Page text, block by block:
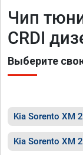
Чип
CRDI
Выберите
Kia Sorento XM
Kia Sorento XM